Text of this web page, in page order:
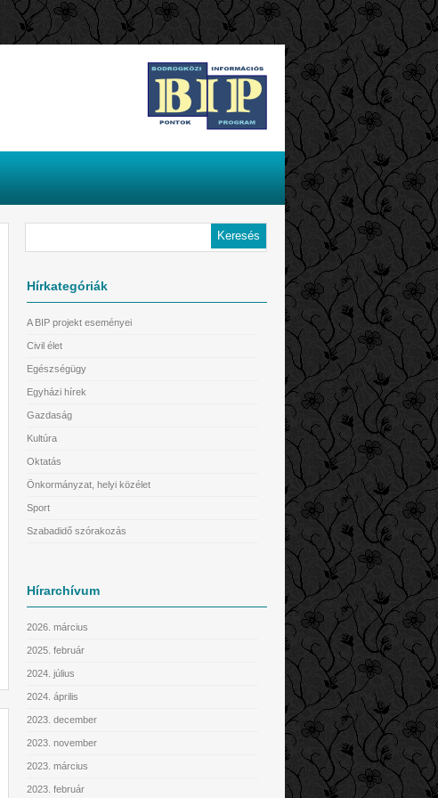
Hírkategóriák
A BIP projekt eseményei
Civil élet
Egészségügy
Egyházi hírek
Gazdaság
Kultúra
Oktatás
Önkormányzat, helyi közélet
Sport
Szabadidő szórakozás
Hírarchívum
2026. március
2025. február
2024. július
2024. április
2023. december
2023. november
2023. március
2023. február